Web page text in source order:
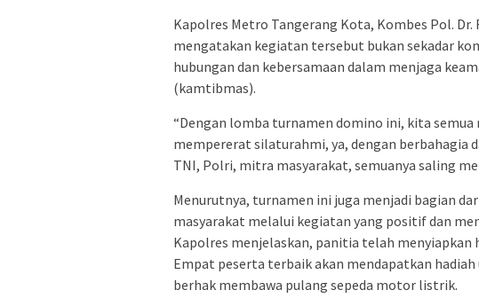
Kapolres Metro Tangerang Kota, Kombes Pol. Dr.
mengatakan kegiatan tersebut bukan sekadar
hubungan dan kebersamaan dalam menjaga
(kamtibmas).
“Dengan lomba turnamen domino ini, kita
mempererat silaturahmi, ya, dengan berbahagia
TNI, Polri, mitra masyarakat, semuanya saling
Menurutnya, turnamen ini juga menjadi bagian
masyarakat melalui kegiatan yang positif dan
Kapolres menjelaskan, panitia telah menyiapkan
Empat peserta terbaik akan mendapatkan
berhak membawa pulang sepeda motor listrik.